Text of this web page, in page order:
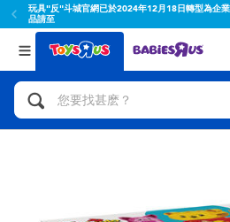
玩具"反"斗城官網已於2024年12月18日轉型為企
品請至
返回
分類目錄
人氣英雄,角色扮演,射擊玩具
返回
品牌
Toy Story玩具總動員